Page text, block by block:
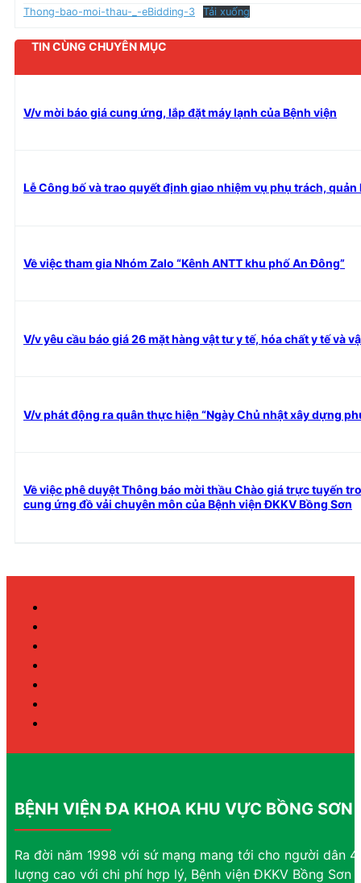
Thong-bao-moi-thau-_-eBidding-3 Tải xuống
TIN CÙNG CHUYÊN MỤC
V/v mời báo giá cung ứng, lắp đặt máy lạnh của Bệnh viện
Lễ Công bố và trao quyết định giao nhiệm vụ phụ trách,
Về việc tham gia Nhóm Zalo “Kênh ANTT khu phố An Đông”
V/v yêu cầu báo giá 26 mặt hàng vật tư y tế, hóa chất y tế và
V/v phát động ra quân thực hiện “Ngày Chủ nhật xây dựng
Về việc phê duyệt Thông báo mời thầu Chào giá trực tuyến
cung ứng đồ vải chuyên môn của Bệnh viện ĐKKV Bồng Sơn
BỆNH VIỆN ĐA KHOA KHU VỰC BỒNG SƠN
Ra đời năm 1998 với sứ mạng mang tới cho người dân
lượng cao với chi phí hợp lý, Bệnh viện ĐKKV Bồng